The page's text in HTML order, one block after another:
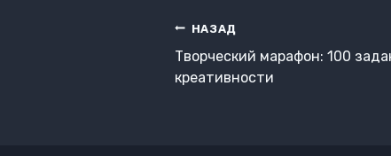
Навигация
по
записям
НАЗАД
Творческий марафон: 100
креативности